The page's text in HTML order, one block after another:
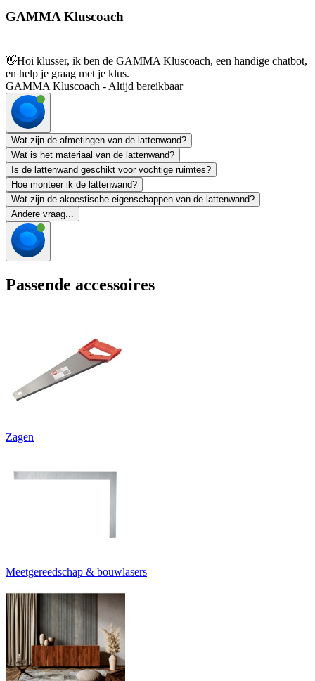
GAMMA Kluscoach
👋Hoi klusser, ik ben de GAMMA Kluscoach, een handige chatbot,
en help je graag met je klus.
GAMMA Kluscoach - Altijd bereikbaar
Wat zijn de afmetingen van de lattenwand?
Wat is het materiaal van de lattenwand?
Is de lattenwand geschikt voor vochtige ruimtes?
Hoe monteer ik de lattenwand?
Wat zijn de akoestische eigenschappen van de lattenwand?
Andere vraag...
Passende accessoires
Zagen
Meetgereedschap & bouwlasers